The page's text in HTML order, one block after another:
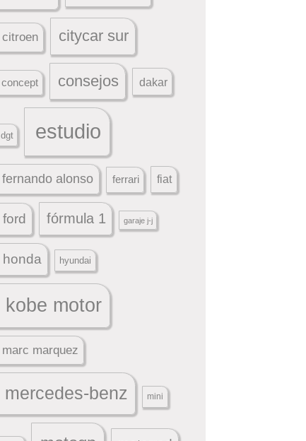
citroen citycar sur
concept consejos dakar
dgt estudio
fernando alonso ferrari fiat
ford fórmula 1 garaje j-j
honda hyundai
kobe motor
marc marquez
mercedes-benz mini